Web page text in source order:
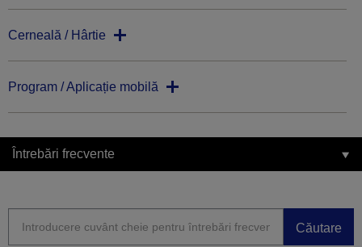
Cerneală / Hârtie
Program / Aplicație mobilă
Întrebări frecvente
Căutare